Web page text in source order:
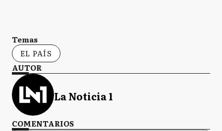
Temas
EL PAÍS
AUTOR
La Noticia 1
COMENTARIOS